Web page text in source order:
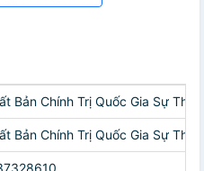
Bản Chính Trị Quốc Gia Sự Thật
Bản Chính Trị Quốc Gia Sự Thật